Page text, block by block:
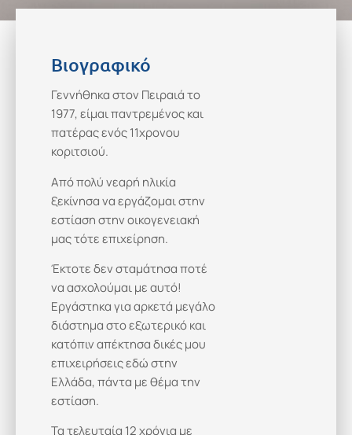
Βιογραφικό
Γεννήθηκα στον Πειραιά το
1977, είμαι παντρεμένος και
πατέρας ενός 11χρονου
κοριτσιού.
Από πολύ νεαρή ηλικία
ξεκίνησα να εργάζομαι στην
εστίαση στην οικογενειακή
μας τότε επιχείρηση.
Έκτοτε δεν σταμάτησα ποτέ
να ασχολούμαι με αυτό!
Εργάστηκα για αρκετά μεγάλο
διάστημα στο εξωτερικό και
κατόπιν απέκτησα δικές μου
επιχειρήσεις εδώ στην
Ελλάδα, πάντα με θέμα την
εστίαση.
Τα τελευταία 12 χρόνια με